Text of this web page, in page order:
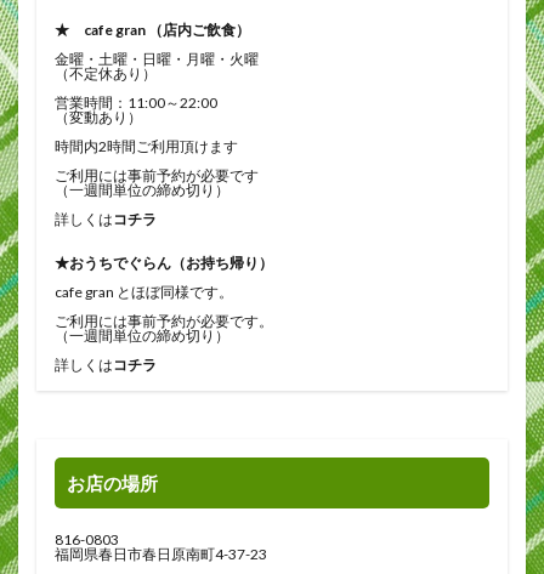
★ cafe gran （店内ご飲食）
金曜・土曜・日曜・月曜・火曜
（不定休あり）
営業時間：11:00～22:00
（変動あり）
時間内2時間ご利用頂けます
ご利用には事前予約が必要です
（一週間単位の締め切り）
詳しくはコチラ
★おうちでぐらん（お持ち帰り）
cafe gran とほぼ同様です。
ご利用には事前予約が必要です。
（一週間単位の締め切り）
詳しくはコチラ
お店の場所
816-0803
福岡県春日市春日原南町4-37-23